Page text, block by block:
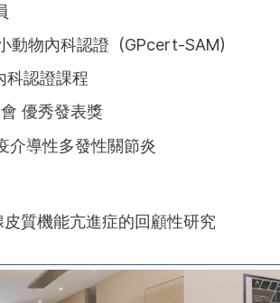
動物內科認證（GPcert-SAM）
科認證課程
優秀發表獎
介導性多發性關節炎
質機能亢進症的回顧性研究